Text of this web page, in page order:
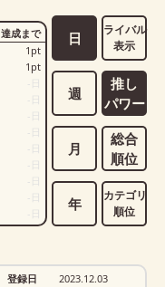
達成まで
1 pt
1 pt
日
日
日
日
日
日
日
日
日
日
週
月
年
ライバル
表示
推し
パワー
総合
順位
カテゴリ
順位
登録日
2023.12.03